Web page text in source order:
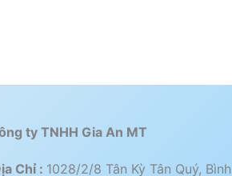
ty TNHH Gia An MT
Chỉ : 1028/2/8 Tân Kỳ Tân Quý, Bình